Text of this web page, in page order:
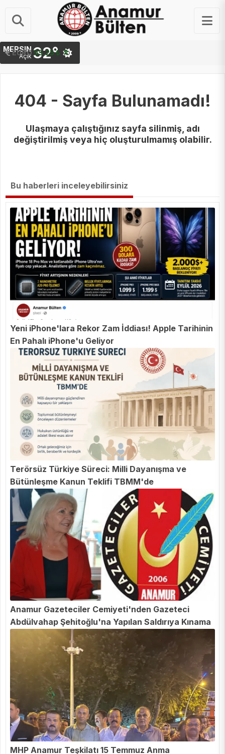
EURO 55.25 ₺
STERLIN 64.48 ₺
MERSIN
Açık 32°
404 - Sayfa Bulunamadı!
Ulaşmaya çalıştığınız sayfa silinmiş, adı
değiştirilmiş veya hiç oluşturulmamış olabilir.
Bu haberleri inceleyebilirsiniz
Yeni iPhone'lara Rekor Zam İddiası! Apple Tarihinin
En Pahalı iPhone'u Geliyor
Terörsüz Türkiye Süreci: Milli Dayanışma ve
Bütünleşme Kanun Teklifi TBMM'de
Anamur Gazeteciler Cemiyeti'nden Gazeteci
Abdülvahap Şehitoğlu'na Yapılan Saldırıya Kınama
MHP Anamur Teşkilatı 15 Temmuz Anma